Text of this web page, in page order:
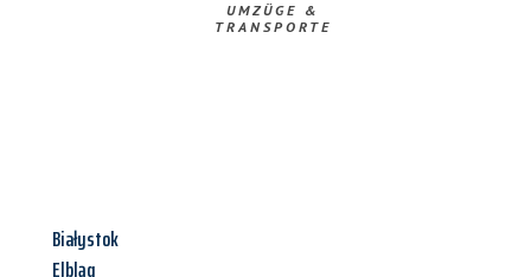
UMZÜGE &
TRANSPORTE
Białystok
Elbląg